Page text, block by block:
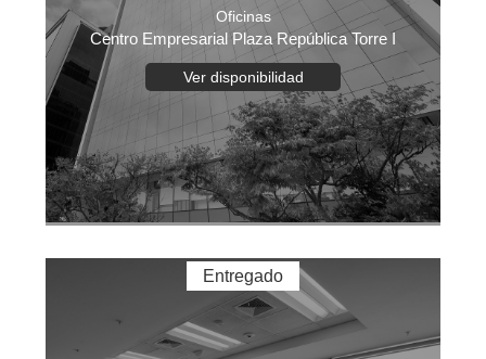
Oficinas
Centro Empresarial Plaza República Torre I
Ver disponibilidad
Entregado